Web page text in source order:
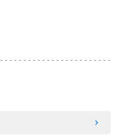
keyboard_arrow_right